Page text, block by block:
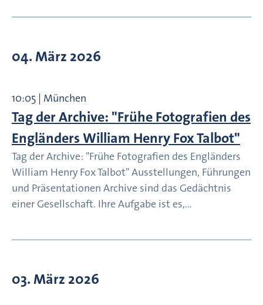
04. März 2026
10:05 | München
Tag der Archive: "Frühe Fotografien des
Engländers William Henry Fox Talbot"
Tag der Archive: "Frühe Fotografien des Engländers
William Henry Fox Talbot" Ausstellungen, Führungen
und Präsentationen Archive sind das Gedächtnis
einer Gesellschaft. Ihre Aufgabe ist es,…
03. März 2026